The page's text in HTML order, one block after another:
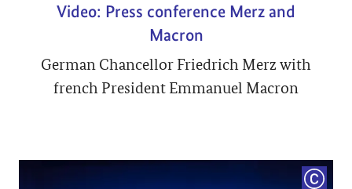
Video: Press conference Merz and
Macron
German Chancellor Friedrich Merz with
french President Emmanuel Macron